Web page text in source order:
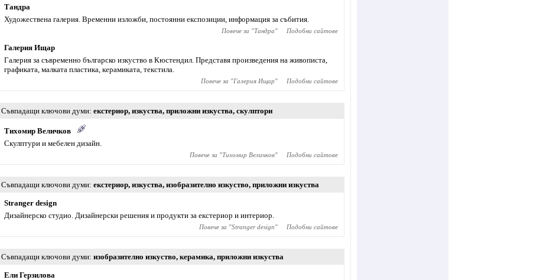
Тандра
Художествена галерия. Временни изложби, постоянни експозиции, информация за събития.
Повече за "Тандра" Подобни сайтове
Галерия Ищар
Галерия за съвременно българско изкуство в Кюстендил. Представя произведения на живописта,
графиката, малката пластика, керамиката, текстила.
Повече за "Галерия Ищар" Подобни сайтове
Съвпадащи ключови думи екстериор, изкуства, приложни изкуства, скулптори
Тихомир Величков
Скулптури и мебелен дизайн.
Повече за "Тихомир Величков" Подобни сайтове
Съвпадащи ключови думи екстериор, изкуства, изобразително изкуство, приложни изкуства
Stranger design
Дизайнерско студио. Дизайнерски решения и продукти за екстериор и интериор.
Повече за "Stranger design" Подобни сайтове
Съвпадащи ключови думи изобразително изкуство, керамика, приложни изкуства
Ели Герзилова